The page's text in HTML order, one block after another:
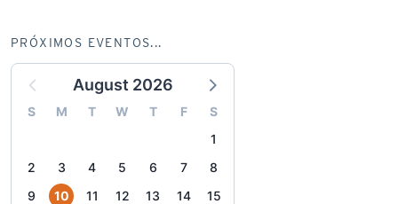
PRÓXIMOS EVENTOS...
August 2026
S M T W T F
S
1
2
3 4 5 6 7
8
9
10 11 12 13 14
15